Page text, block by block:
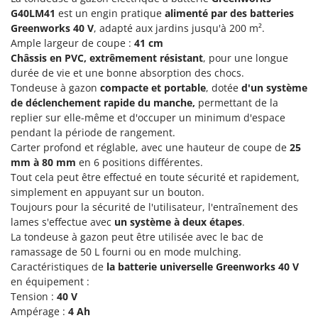
Groupes électrogènes
Gyrobroyeurs à lame pour tracteur
H
Haches - Cognées et Hachettes
Hachoirs à viande
Herses à Dents
Herses Rotatives
L
Lames à neige
Lames niveleuses pour tracteur
Lave-vitres
Lieuses électriques pour vignes
M
Machines à pâtes
E
EcoFlow
Edilmark
Effeuno
Einhell
Elegen
Energy Gruppi
Enotecnica Pillan
Eschenfelder
EuroMech
Eurosystems
F
FAC
Fama Industrie
Famag
G40LM41 est un engin pratique alimenté par des batteries
Greenworks 40 V, adapté aux jardins jusqu'à 200 m².
Ample largeur de coupe : 41 cm
Châssis en PVC, extrêmement résistant, pour une longue
durée de vie et une bonne absorption des chocs.
Tondeuse à gazon compacte et portable, dotée d'un système
de déclenchement rapide du manche, permettant de la
replier sur elle-même et d'occuper un minimum d'espace
pendant la période de rangement.
Carter profond et réglable, avec une hauteur de coupe de 25
mm à 80 mm en 6 positions différentes.
Tout cela peut être effectué en toute sécurité et rapidement,
simplement en appuyant sur un bouton.
Toujours pour la sécurité de l'utilisateur, l'entraînement des
lames s'effectue avec un système à deux étapes.
La tondeuse à gazon peut être utilisée avec le bac de
ramassage de 50 L fourni ou en mode mulching.
Caractéristiques de la batterie universelle Greenworks 40 V
en équipement :
Tension : 40 V
Ampérage : 4 Ah